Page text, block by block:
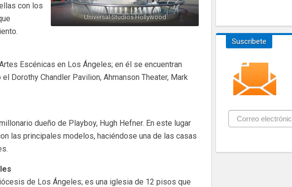
Universal Studios Hollywood
con los
Escénicas en Los Ángeles; en él se encuentran
Dorothy Chandler Pavilion, Ahmanson Theater, Mark
dueño de Playboy, Hugh Hefner. En este lugar
las principales modelos, haciéndose una de las casas
de Los Ángeles; es una iglesia de 12 pisos que
Suscríbete